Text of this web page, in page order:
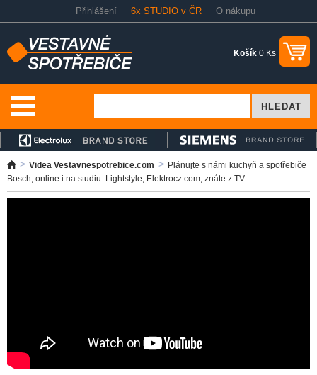
Přihlášení 6x STUDIO v ČR O nákupu
Košík 0 Ks
Videa Vestavnespotrebice.com
Plánujte s námi kuchyň a spotřebiče
Bosch, online i na studiu. Lightstyle, Elektrocz.com, znáte z TV